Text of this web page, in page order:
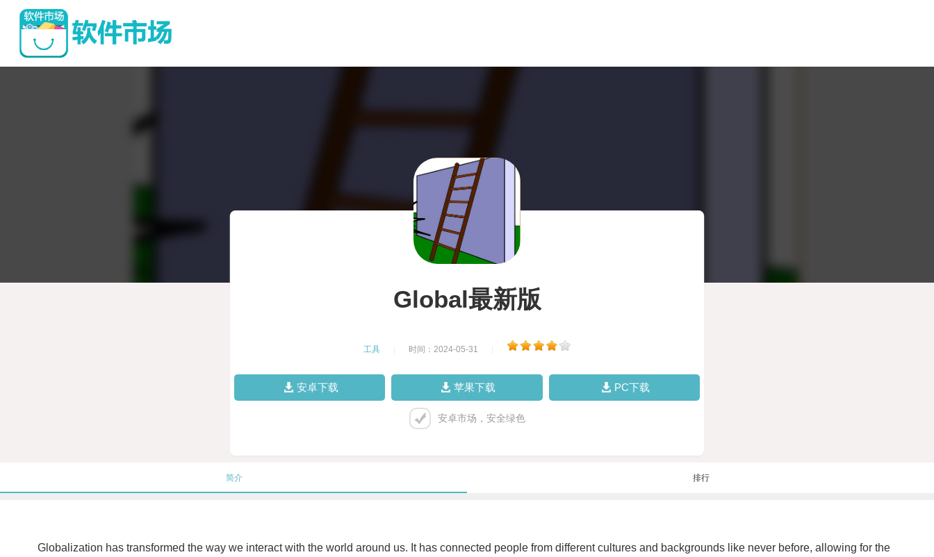
Global最新版
工具 时间：2024-05-31
安卓下载 苹果下载 PC下载
安卓市场，安全绿色
简介 排行
Globalization has transformed the way we interact with the world around us. It has connected people from different cultures and backgrounds like never before, allowing for the